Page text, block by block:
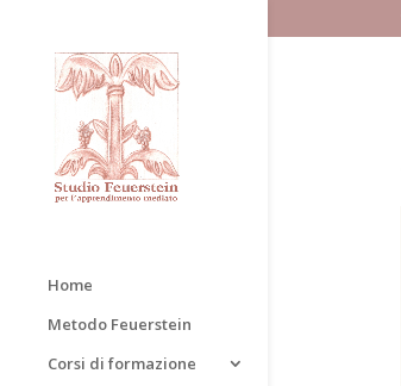
Home
Metodo Feuerstein
Corsi di formazione